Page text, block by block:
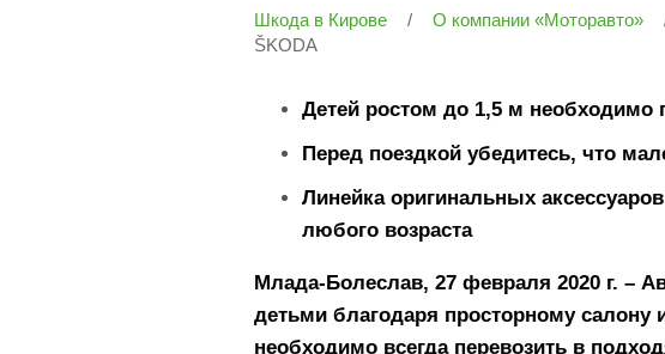
Новости
Шкода в Кирове / О компании «Моторавто»
ŠKODA
Детей ростом до 1,5 м необходимо
Перед поездкой убедитесь, что
Линейка оригинальных
любого возраста
Млада-Болеслав, 27 февраля 2020 г. –
детьми благодаря просторному
необходимо всегда перевозить в